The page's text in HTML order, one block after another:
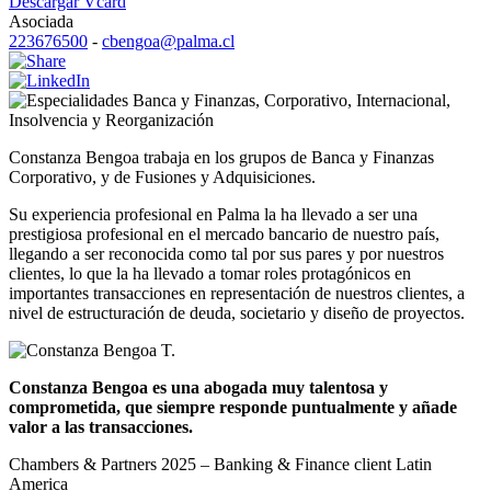
Asociada
223676500 - cbengoa@palma.cl
Banca y Finanzas, Corporativo, Internacional,
Insolvencia y Reorganización
Constanza Bengoa trabaja en los grupos de Banca y Finanzas
Corporativo, y de Fusiones y Adquisiciones.
Su experiencia profesional en Palma la ha llevado a ser una
prestigiosa profesional en el mercado bancario de nuestro país,
llegando a ser reconocida como tal por sus pares y por nuestros
clientes, lo que la ha llevado a tomar roles protagónicos en
importantes transacciones en representación de nuestros clientes, a
nivel de estructuración de deuda, societario y diseño de proyectos.
Constanza Bengoa es una abogada muy talentosa y
comprometida, que siempre responde puntualmente y añade
valor a las transacciones.
Chambers & Partners 2025 – Banking & Finance client Latin
America